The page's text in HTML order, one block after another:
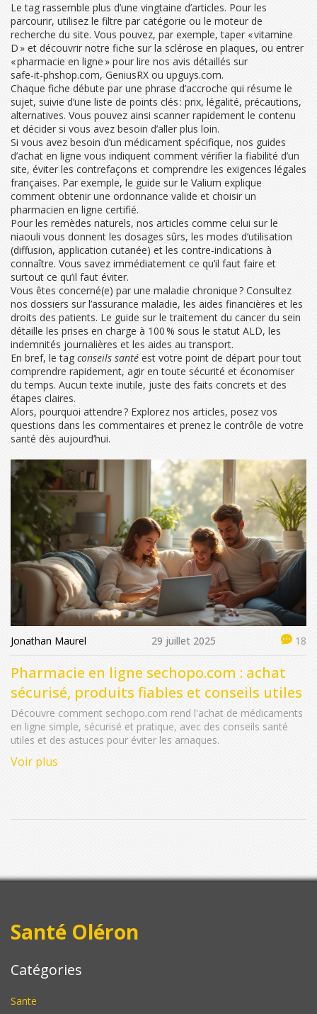
Le tag rassemble plus d’une vingtaine d’articles. Pour les
parcourir, utilisez le filtre par catégorie ou le moteur de
recherche du site. Vous pouvez, par exemple, taper « vitamine
D » et découvrir notre fiche sur la sclérose en plaques, ou entrer
« pharmacie en ligne » pour lire nos avis détaillés sur
safe‑it‑phshop.com, GeniusRX ou upguys.com.
Chaque fiche débute par une phrase d’accroche qui résume le
sujet, suivie d’une liste de points clés : prix, légalité, précautions,
alternatives. Vous pouvez ainsi scanner rapidement le contenu
et décider si vous avez besoin d’aller plus loin.
Si vous avez besoin d’un médicament spécifique, nos guides
d’achat en ligne vous indiquent comment vérifier la fiabilité d’un
site, éviter les contrefaçons et comprendre les exigences légales
françaises. Par exemple, le guide sur le Valium explique
comment obtenir une ordonnance valide et choisir un
pharmacien en ligne certifié.
Pour les remèdes naturels, nos articles comme celui sur le
niaouli vous donnent les dosages sûrs, les modes d’utilisation
(diffusion, application cutanée) et les contre‑indications à
connaître. Vous savez immédiatement ce qu’il faut faire et
surtout ce qu’il faut éviter.
Vous êtes concerné(e) par une maladie chronique ? Consultez
nos dossiers sur l’assurance maladie, les aides financières et les
droits des patients. Le guide sur le traitement du cancer du sein
détaille les prises en charge à 100 % sous le statut ALD, les
indemnités journalières et les aides au transport.
En bref, le tag conseils santé est votre point de départ pour tout
comprendre rapidement, agir en toute sécurité et économiser
du temps. Aucun texte inutile, juste des faits concrets et des
étapes claires.
Alors, pourquoi attendre ? Explorez nos articles, posez vos
questions dans les commentaires et prenez le contrôle de votre
santé dès aujourd’hui.
Jonathan Maurel 29 juillet 2025 18
Pharmacie en ligne sechopo.com : achat
sécurisé, produits fiables et conseils utiles
Découvre comment sechopo.com rend l'achat de médicaments
en ligne simple, sécurisé et pratique, avec des conseils santé
utiles et des astuces pour éviter les arnaques.
Voir plus
Santé Oléron
Catégories
Sante